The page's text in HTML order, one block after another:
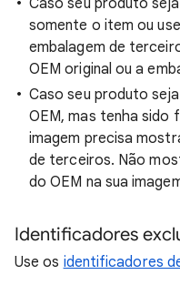
Caso seu produto
somente o item ou
embalagem de
OEM original ou a
Caso seu produto
OEM, mas tenha
imagem precisa
de terceiros. Não
do OEM na sua
Identificadores
Use os identificadores